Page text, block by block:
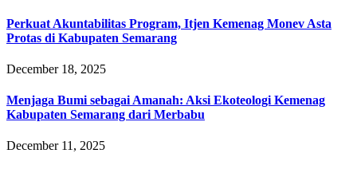
Perkuat Akuntabilitas Program, Itjen Kemenag Monev Asta
Protas di Kabupaten Semarang
December 18, 2025
Menjaga Bumi sebagai Amanah: Aksi Ekoteologi Kemenag
Kabupaten Semarang dari Merbabu
December 11, 2025